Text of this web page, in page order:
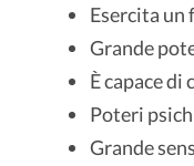
Esercita un
Grande
È capace
Poteri
Grande